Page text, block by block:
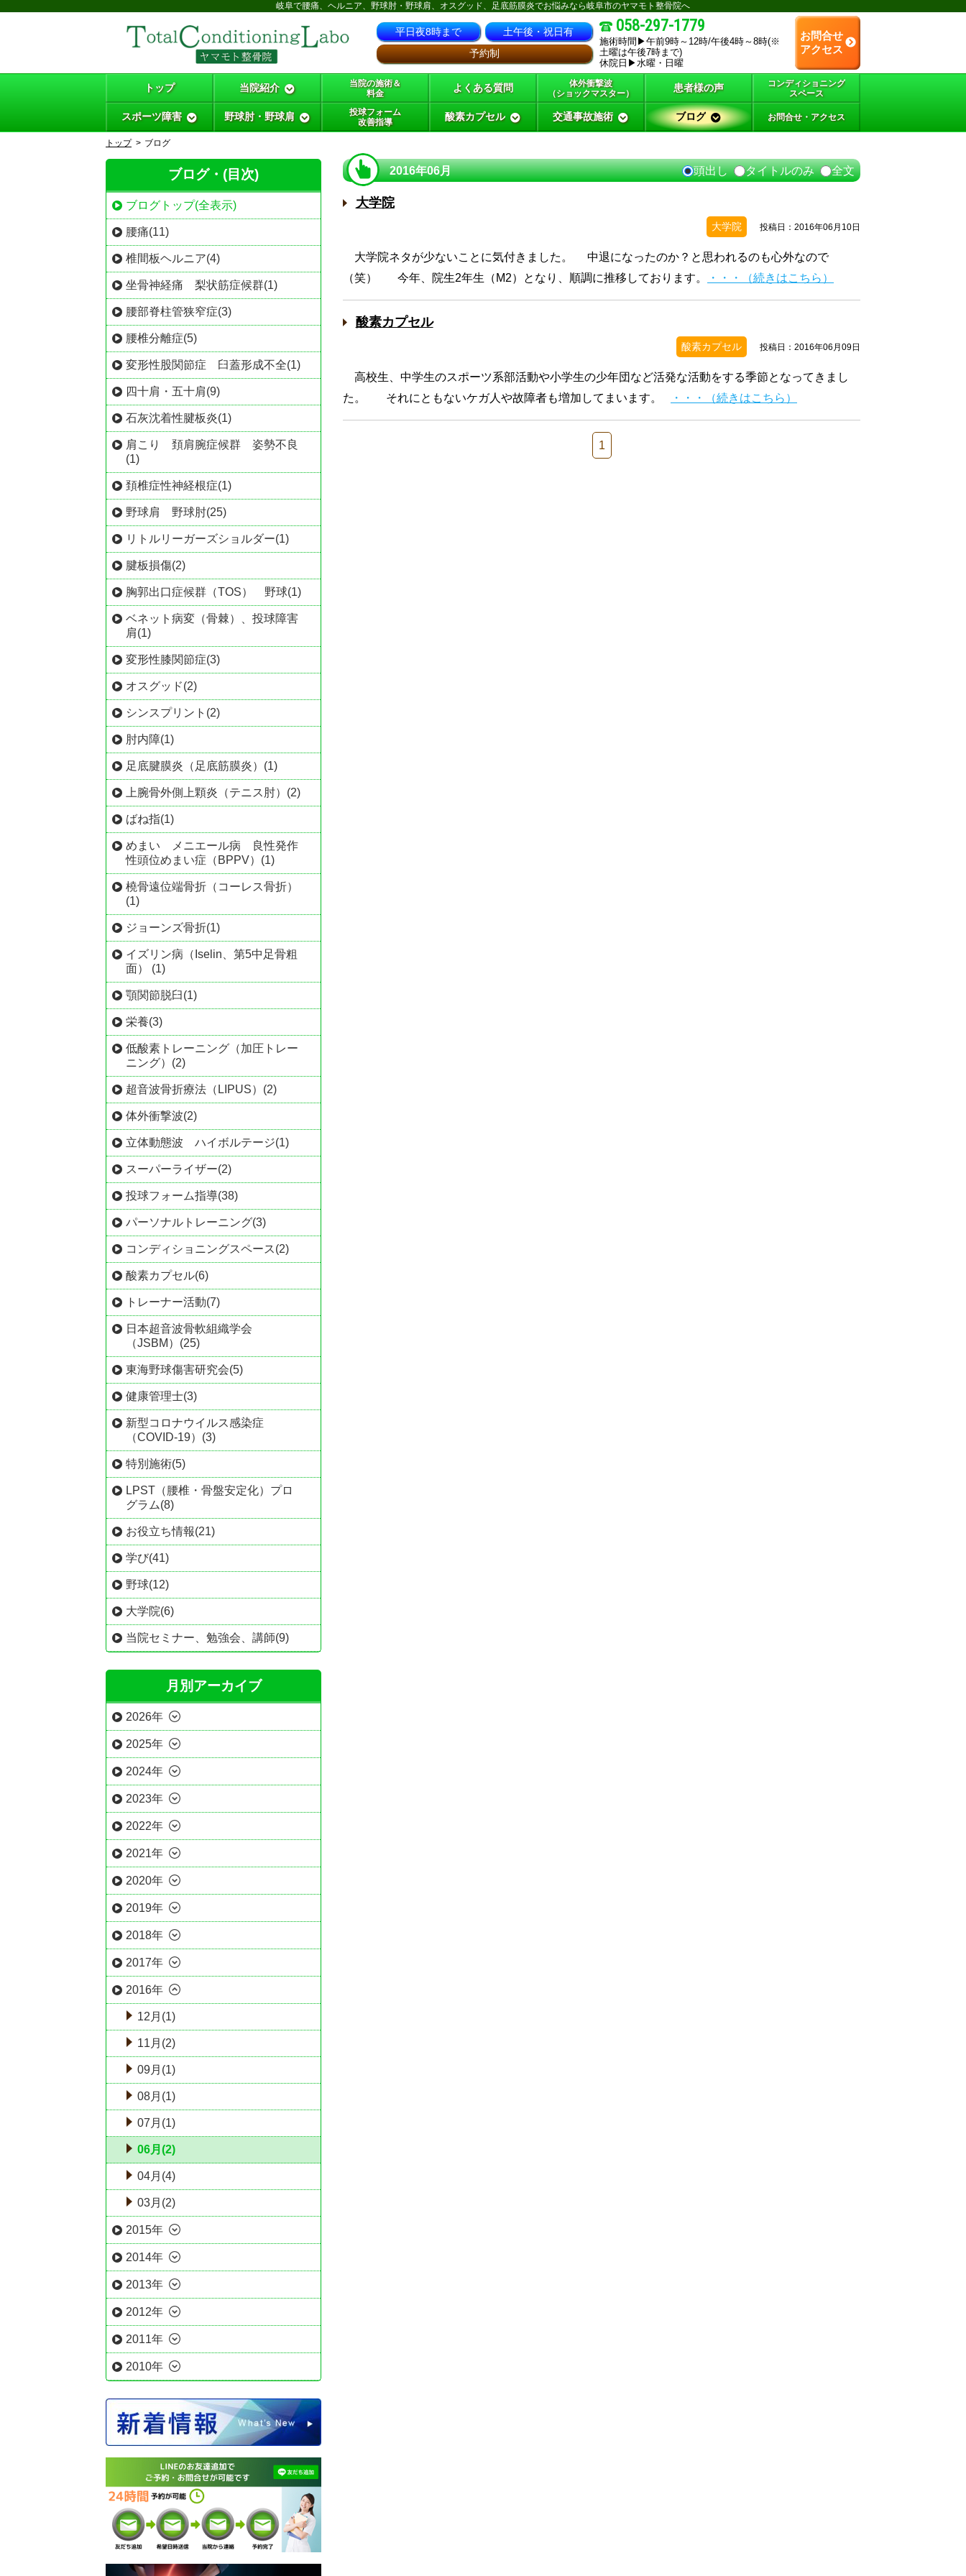
岐阜で腰痛、ヘルニア、野球肘・野球肩、オスグッド、足底筋膜炎でお悩みなら岐阜市のヤマモト整骨院へ
平日夜8時まで
土午後・祝日有
予約制
058-297-1779
施術時間▶午前9時～12時/午後4時～8時(※
土曜は午後7時まで)
休院日▶水曜・日曜
お問合せ
アクセス
トップ 当院紹介
当院の施術＆
料金
よくある質問
体外衝撃波
（ショックマスター）
患者様の声
コンディショニング
スペース
スポーツ障害 野球肘・野球肩
投球フォーム
改善指導
酸素カプセル 交通事故施術 ブログ お問合せ・アクセス
トップ ブログ
2016年06月 頭出し タイトルのみ 全文
大学院
大学院 投稿日：2016年06月10日
大学院ネタが少ないことに気付きました。 中退になったのか？と思われるのも心外なので
（笑） 今年、院生2年生（M2）となり、順調に推移しております。
・・・（続きはこちら）
酸素カプセル
酸素カプセル 投稿日：2016年06月09日
高校生、中学生のスポーツ系部活動や小学生の少年団など活発な活動をする季節となってきまし
た。 それにともないケガ人や故障者も増加してまいます。
・・・（続きはこちら）
1
ブログ・(目次)
ブログトップ(全表示)
腰痛(11)
椎間板ヘルニア(4)
坐骨神経痛 梨状筋症候群(1)
腰部脊柱管狭窄症(3)
腰椎分離症(5)
変形性股関節症 臼蓋形成不全(1)
四十肩・五十肩(9)
石灰沈着性腱板炎(1)
肩こり 頚肩腕症候群 姿勢不良
(1)
頚椎症性神経根症(1)
野球肩 野球肘(25)
リトルリーガーズショルダー(1)
腱板損傷(2)
胸郭出口症候群（TOS） 野球(1)
ベネット病変（骨棘）、投球障害
肩(1)
変形性膝関節症(3)
オスグッド(2)
シンスプリント(2)
肘内障(1)
足底腱膜炎（足底筋膜炎）(1)
上腕骨外側上顆炎（テニス肘）(2)
ばね指(1)
めまい メニエール病 良性発作
性頭位めまい症（BPPV）(1)
橈骨遠位端骨折（コーレス骨折）
(1)
ジョーンズ骨折(1)
イズリン病（Iselin、第5中足骨粗
面） (1)
顎関節脱臼(1)
栄養(3)
低酸素トレーニング（加圧トレー
ニング）(2)
超音波骨折療法（LIPUS）(2)
体外衝撃波(2)
立体動態波 ハイボルテージ(1)
スーパーライザー(2)
投球フォーム指導(38)
パーソナルトレーニング(3)
コンディショニングスペース(2)
酸素カプセル(6)
トレーナー活動(7)
日本超音波骨軟組織学会
（JSBM）(25)
東海野球傷害研究会(5)
健康管理士(3)
新型コロナウイルス感染症
（COVID-19）(3)
特別施術(5)
LPST（腰椎・骨盤安定化）プロ
グラム(8)
お役立ち情報(21)
学び(41)
野球(12)
大学院(6)
当院セミナー、勉強会、講師(9)
月別アーカイブ
2026年
2025年
2024年
2023年
2022年
2021年
2020年
2019年
2018年
2017年
2016年
12月(1)
11月(2)
09月(1)
08月(1)
07月(1)
06月(2)
04月(4)
03月(2)
2015年
2014年
2013年
2012年
2011年
2010年